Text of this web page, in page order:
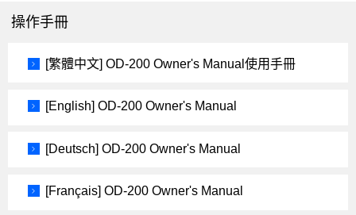
操作手冊
[繁體中文] OD-200 Owner's Manual使用手冊
[English] OD-200 Owner's Manual
[Deutsch] OD-200 Owner's Manual
[Français] OD-200 Owner's Manual